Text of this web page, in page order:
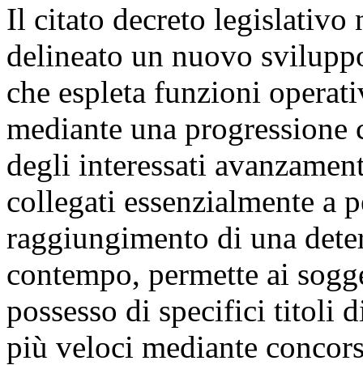
Il citato decreto legislativo
delineato un nuovo
che espleta funzioni
mediante una progressione
degli interessati
collegati essenzialmente a
raggiungimento di una
contempo, permette ai
possesso di specifici titoli
più veloci mediante